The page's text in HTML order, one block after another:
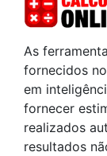
As
fornecidos no
em
fornecer
realizados
resultados